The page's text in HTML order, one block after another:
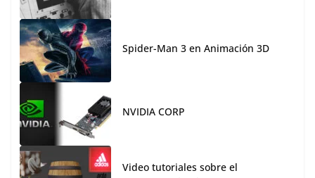
Spider-Man 3 en Animación 3D
NVIDIA CORP
Video tutoriales sobre el